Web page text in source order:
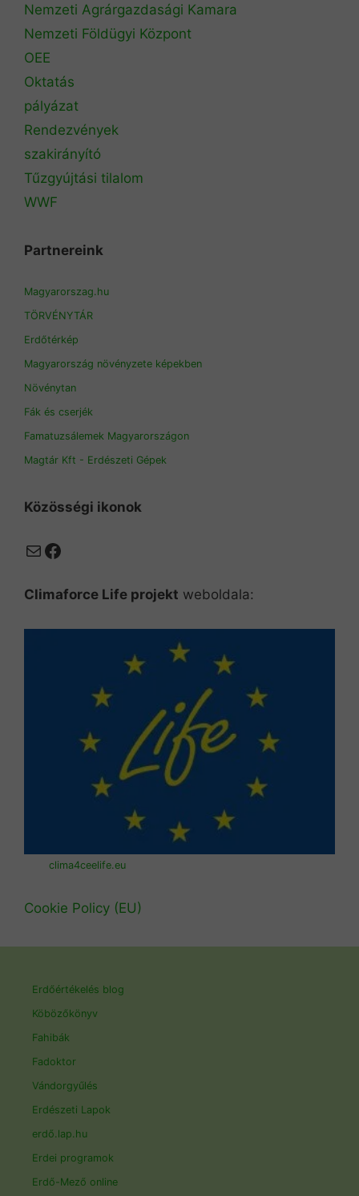
Nemzeti Agrárgazdasági Kamara
Nemzeti Földügyi Központ
OEE
Oktatás
pályázat
Rendezvények
szakirányító
Tűzgyújtási tilalom
WWF
Partnereink
Magyarorszag.hu
TÖRVÉNYTÁR
Erdőtérkép
Magyarország növényzete képekben
Növénytan
Fák és cserjék
Famatuzsálemek Magyarországon
Magtár Kft - Erdészeti Gépek
Közösségi ikonok
MailFacebook
Climaforce Life projekt weboldala:
clima4ceelife.eu
Cookie Policy (EU)
Erdőértékelés blog
Köbözőkönyv
Fahibák
Fadoktor
Vándorgyűlés
Erdészeti Lapok
erdő.lap.hu
Erdei programok
Erdő-Mező online